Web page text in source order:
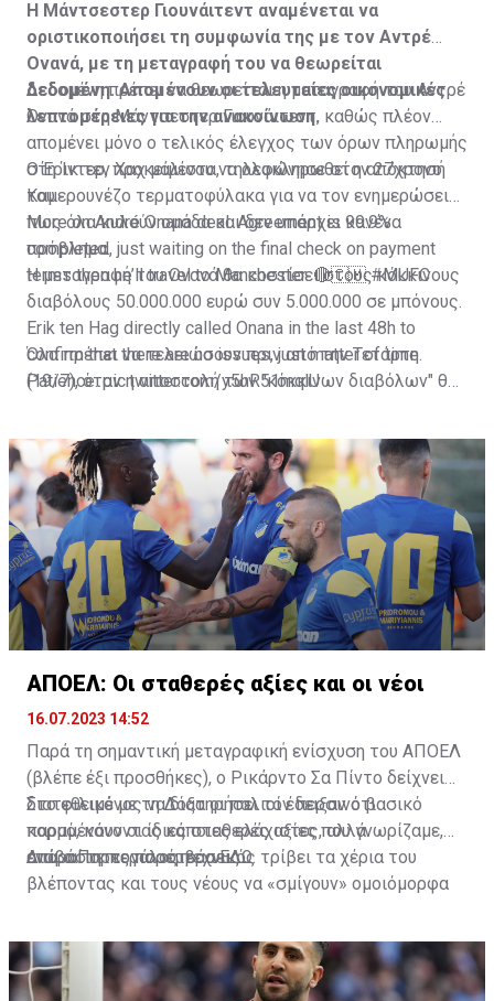
Η Μάντσεστερ Γιουνάιτεντ αναμένεται να
οριστικοποιήσει τη συμφωνία της με τον Αντρέ
Ονανά, με τη μεταγραφή του να θεωρείται
δεδομένη. Απομένουν οι τελευταίες οικονομικές
λεπτομέρειες για την ανακοίνωση.
Δεδομένη πρέπει να θεωρείται η μεταγραφή του Αντρέ
Ονανά στη Μάντσεστερ Γιουνάιτεντ, καθώς πλέον
απομένει μόνο ο τελικός έλεγχος των όρων πληρωμής
στη Ίντερ, προκειμένου να ολοκληρωθεί η απόκτησή
του.
Ο Έρικ τεν Χαχ μάλιστα, τηλεφώνησε στον 27χρονο
Καμερουνέζο τερματοφύλακα για να τον ενημερώσει
πως όλα κυλούν ομάδα και δεν υπάρχει κανένα
πρόβλημα.
More on André Onana deal. Agreement is 99.9%
completed, just waiting on the final check on payment
terms then he’ll travel to Manchester. 🔴🇨🇲#MUFC
Erik ten Hag directly called Onana in the last 48h to
confirm that there are no issues, just matter of time.
Patience.pic.twitter.com/y5hR51mqlU
Η μεταγραφή του Ονανά θα κοστίσει στους κόκκινους
διαβόλους 50.000.000 ευρώ συν 5.000.000 σε μπόνους.
Όλα πρέπει να τελειώσουν πριν από την Τετάρτη
(19/7), όταν η αποστολή των "κόκκινων διαβόλων" θα
ΑΠΟΕΛ: Οι σταθερές αξίες και οι νέοι
16.07.2023 14:52
Παρά τη σημαντική μεταγραφική ενίσχυση του ΑΠΟΕΛ
(βλέπε έξι προσθήκες), ο Ρικάρντο Σα Πίντο δείχνει
διατεθειμένος να διατηρήσει τον περσινό βασικό
κορμό, κάνοντας κάποιες ελάχιστες, αλλά
απαραίτητες παρεμβάσεις.
Στο φιλικό με τη Δόξα οι παλιοί έδειξαν ότι
παραμένουν οι ίδιες σταθερές αξίες που γνωρίζαμε,
ενώ ο Πορτογάλος τεχνικός τρίβει τα χέρια του
βλέποντας και τους νέους να «σμίγουν» ομοιόμορφα
Διαβάστε περισσότεραΕΔΩ.